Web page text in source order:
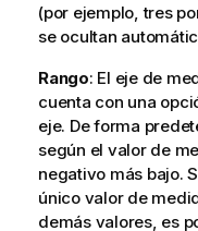
(por ejemplo, tres
se ocultan
Rango: El eje de
cuenta con una
eje. De forma
según el valor de
negativo más bajo.
único valor de
demás valores, es